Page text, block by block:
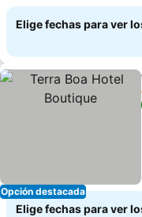
Elige fechas para ver
Opción destacada
Elige fechas para ver